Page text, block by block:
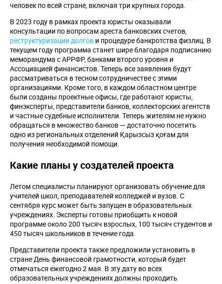
человек по всей стране, включая три крупных города.
В 2023 году в рамках проекта юристы оказывали
консультации по вопросам ареста банковских счетов,
реструктуризации долгов и процедуре банкротства физлиц. В
текущем году программа станет шире благодаря подписанию
меморандума с АРРФР, банками второго уровня и
Ассоциацией финансистов. Теперь все заявления будут
рассматриваться в тесном сотрудничестве с этими
организациями. Кроме того, в каждом областном центре
были созданы проектные офисы, где работают юристы,
финэксперты, представители банков, коллекторских агентств
и частные судебные исполнители. Теперь жителям не нужно
обращаться в множество банков — достаточно посетить
одно из региональных отделений Қарызсыз қоғам для
получения необходимой помощи.
Какие планы у создателей проекта
Летом специалисты планируют организовать обучение для
учителей школ, преподавателей колледжей и вузов. С
сентября курс может быть запущен в образовательных
учреждениях. Эксперты готовы приобщить к новой
программе около 200 тысяч взрослых, 100 тысяч студентов и
450 тысяч школьников в течение года.
Представители проекта также предложили установить в
стране День финансовой грамотности, который будет
отмечаться ежегодно 2 мая. В эту дату во всех
образовательных учреждениях должны проходить